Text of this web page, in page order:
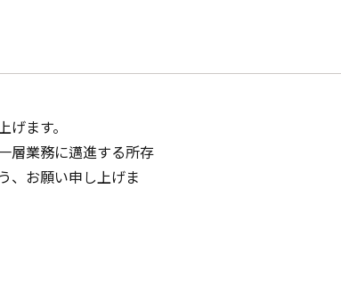
ます。
層業務に邁進する所存
、お願い申し上げま